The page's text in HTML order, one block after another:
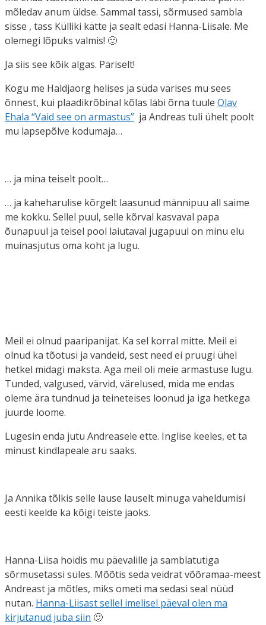
mõledav anum üldse. Sammal tassi, sõrmused sambla
sisse , tass Külliki kätte ja sealt edasi Hanna-Liisale. Me
olemegi lõpuks valmis! 🙂
Ja siis see kõik algas. Päriselt!
Kogu me Haldjaorg helises ja süda värises mu sees
õnnest, kui plaadikrõbinal kõlas läbi õrna tuule Olav
Ehala “Vaid see on armastus” ja Andreas tuli ühelt poolt
mu lapsepõlve kodumaja…
… ja mina teiselt poolt…
… ja kaheharulise kõrgelt laasunud männipuu all saime
me kokku. Sellel puul, selle kõrval kasvaval papa
õunapuul ja teisel pool laiutaval jugapuul on minu elu
muinasjutus oma koht ja lugu.
Meil ei olnud paaripanijat. Ka sel korral mitte. Meil ei
olnud ka tõotusi ja vandeid, sest need ei pruugi ühel
hetkel midagi maksta. Aga meil oli meie armastuse lugu.
Tunded, valgused, värvid, värelused, mida me endas
oleme ära tundnud ja teineteises loonud ja iga hetkega
juurde loome.
Lugesin enda jutu Andreasele ette. Inglise keeles, et ta
minust kindlapeale aru saaks.
Ja Annika tõlkis selle lause lauselt minuga vaheldumisi
eesti keelde ka kõigi teiste jaoks.
Hanna-Liisa hoidis mu päevalille ja samblatutiga
sõrmusetassi süles. Mõõtis seda veidrat võõramaa-meest
Andreast ja mõtles, miks ometi ma sedasi seal nüüd
nutan. Hanna-Liisast sellel imelisel päeval olen ma
kirjutanud juba siin 🙂